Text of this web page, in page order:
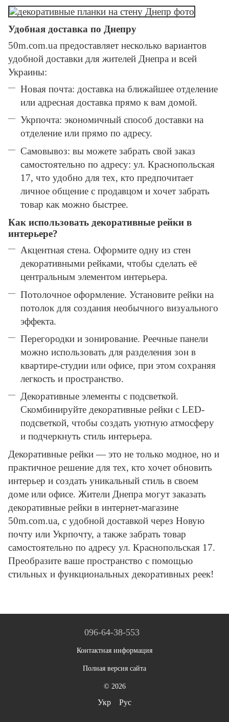
Удобная доставка по Днепру
50m.com.ua предоставляет несколько вариантов
удобной доставки для жителей Днепра и всей
Украины:
Новая почта: доставка на ближайшее отделение
или адресная доставка прямо к вам домой.
Укрпочта: экономичный способ доставки на
отделение или прямо по адресу.
Самовывоз: вы можете забрать свой заказ
самостоятельно по адресу: ул. Краснопольская
17, что удобно для тех, кто предпочитает
личное общение с продавцом и хочет забрать
товар как можно быстрее.
Как использовать декоративные рейки в
интерьере?
Акцентная стена. Оформите одну из стен
декоративными рейками, чтобы сделать её
центральным элементом интерьера.
Потолочное оформление. Установите рейки на
потолок для создания необычного визуального
эффекта.
Перегородки и зонирование. Реечные панели
можно использовать для разделения зон в
квартире-студии или офисе, при этом сохраняя
легкость и пространство.
Декоративные элементы с подсветкой.
Скомбинируйте декоративные рейки с LED-
подсветкой, чтобы создать уютную атмосферу
и подчеркнуть стиль интерьера.
Декоративные рейки — это не только модное, но и
практичное решение для тех, кто хочет обновить
интерьер и создать уникальный стиль в своем
доме или офисе. Жители Днепра могут заказать
декоративные рейки в интернет-магазине
50m.com.ua, с удобной доставкой через Новую
почту или Укрпочту, а также забрать товар
самостоятельно по адресу ул. Краснопольская 17.
Преобразите ваше пространство с помощью
стильных и функциональных декоративных реек!
096-64-38-553
Контактная информация
Полная версия сайта
© 2026
Укр Рус